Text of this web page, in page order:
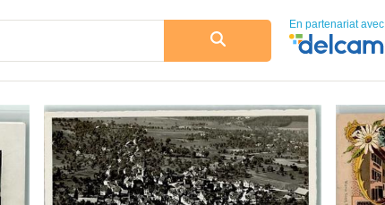
En partenariat avec